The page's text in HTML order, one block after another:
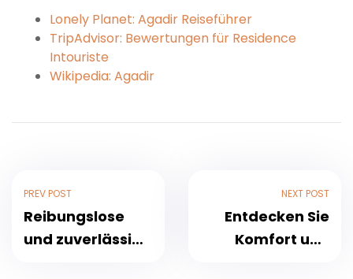
Lonely Planet: Agadir Reiseführer
TripAdvisor: Bewertungen für Residence
Intouriste
Wikipedia: Agadir
PREV POST
Reibungslose
und zuverlässige
NEXT POST
Entdecken Sie
Komfort und